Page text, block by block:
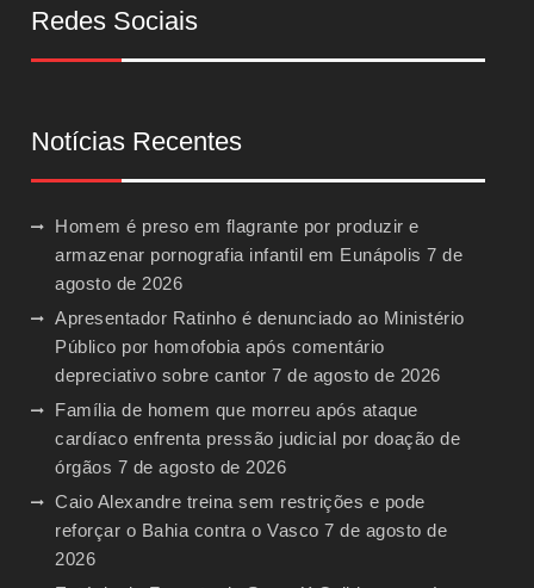
Redes Sociais
Notícias Recentes
Homem é preso em flagrante por produzir e
armazenar pornografia infantil em Eunápolis 7 de
agosto de 2026
Apresentador Ratinho é denunciado ao Ministério
Público por homofobia após comentário
depreciativo sobre cantor 7 de agosto de 2026
Família de homem que morreu após ataque
cardíaco enfrenta pressão judicial por doação de
órgãos 7 de agosto de 2026
Caio Alexandre treina sem restrições e pode
reforçar o Bahia contra o Vasco 7 de agosto de
2026